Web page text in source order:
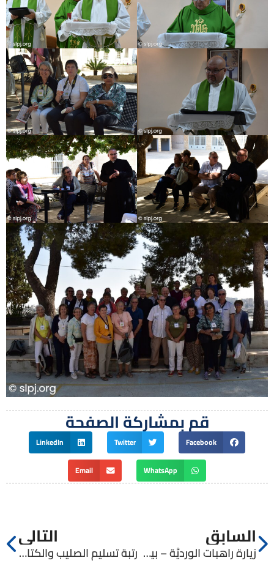
قم بمشاركة الصفحة
Facebook
Twitter
LinkedIn
WhatsApp
Email
السابق
زيارة راهبات الورديَّة – بيت حنينا
التالي
رتبة تسليم الصليب والكتاب المقدَّس لطلاب سنة الروحانيات